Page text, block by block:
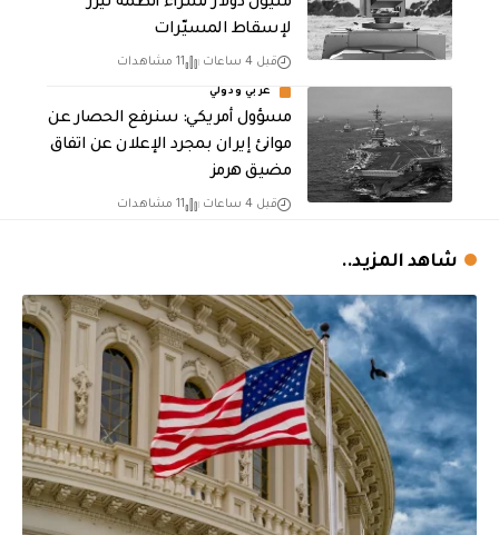
لإسقاط المسيّرات
قبل 4 ساعات 11 مشاهدات
عربي ودولي
مسؤول أمريكي: سنرفع الحصار عن
موانئ إيران بمجرد الإعلان عن اتفاق
مضيق هرمز
قبل 4 ساعات 11 مشاهدات
شاهد المزيد..